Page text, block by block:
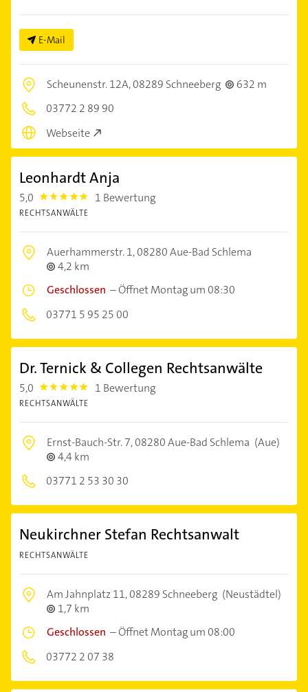
E-Mail
Scheunenstr. 12A,08289 Schneeberg
632 m
03772 2 89 90
Webseite
Leonhardt Anja
5,0 5.0 1 Bewertung
RECHTSANWÄLTE
Auerhammerstr. 1,08280 Aue-Bad Schlema
4,2 km
Geschlossen –Öffnet Montag um 08:30
03771 5 95 25 00
Dr. Ternick & Collegen Rechtsanwälte
5,0 5.0 1 Bewertung
RECHTSANWÄLTE
Ernst-Bauch-Str. 7,08280 Aue-Bad Schlema (Aue)
4,4 km
03771 2 53 30 30
Neukirchner Stefan Rechtsanwalt
RECHTSANWÄLTE
Am Jahnplatz 11,08289 Schneeberg (Neustädtel)
1,7 km
Geschlossen –Öffnet Montag um 08:00
03772 2 07 38